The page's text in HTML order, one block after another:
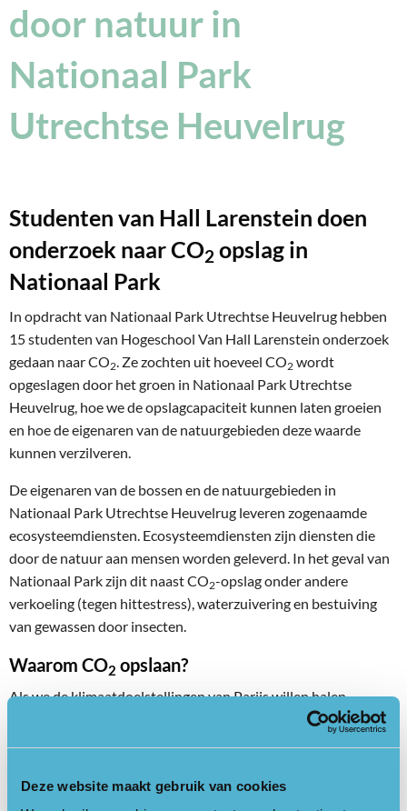
Deze website maakt gebruik van cookies
door natuur in
Nationaal Park
Utrechtse Heuvelrug
Studenten van Hall Larenstein doen
onderzoek naar CO2 opslag in
Nationaal Park
In opdracht van Nationaal Park Utrechtse Heuvelrug hebben
15 studenten van Hogeschool Van Hall Larenstein onderzoek
gedaan naar CO2. Ze zochten uit hoeveel CO2 wordt
opgeslagen door het groen in Nationaal Park Utrechtse
Heuvelrug, hoe we de opslagcapaciteit kunnen laten groeien
en hoe de eigenaren van de natuurgebieden deze waarde
kunnen verzilveren.
De eigenaren van de bossen en de natuurgebieden in
Nationaal Park Utrechtse Heuvelrug leveren zogenaamde
ecosysteemdiensten. Ecosysteemdiensten zijn diensten die
door de natuur aan mensen worden geleverd. In het geval van
Nationaal Park zijn dit naast CO2-opslag onder andere
verkoeling (tegen hittestress), waterzuivering en bestuiving
van gewassen door insecten.
Waarom CO2 opslaan?
Als we de klimaatdoelstellingen van Parijs willen halen,
moeten we vrijwel geen broeikasgassen meer uitstoten.
evenveel CO2uit de lucht halen als er door onze uitstoot nu in